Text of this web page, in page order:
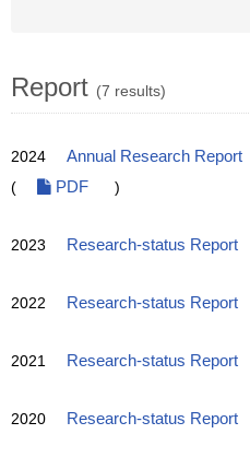
Report (7 results)
2024 Annual Research Report
(
PDF )
2023 Research-status Report
2022 Research-status Report
2021 Research-status Report
2020 Research-status Report